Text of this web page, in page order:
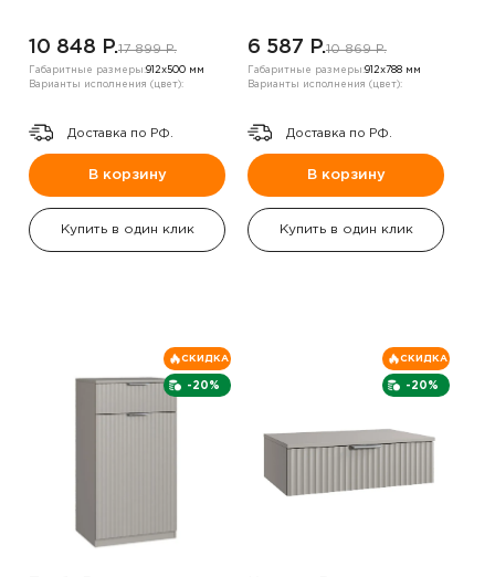
10 848 P.17 899 P.
Габаритные размеры:912х500 мм
Варианты исполнения (цвет):
Доставка по РФ.
В корзину
Купить в один клик
6 587 P.10 869 P.
Габаритные размеры:912х788 мм
Варианты исполнения (цвет):
Доставка по РФ.
В корзину
Купить в один клик
-20%
СКИДКА
-20%
СКИДКА